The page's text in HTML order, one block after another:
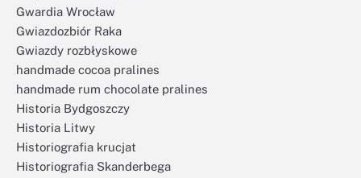
Gwardia Wrocław
Gwiazdozbiór Raka
Gwiazdy rozbłyskowe
handmade cocoa pralines
handmade rum chocolate pralines
Historia Bydgoszczy
Historia Litwy
Historiografia krucjat
Historiografia Skanderbega